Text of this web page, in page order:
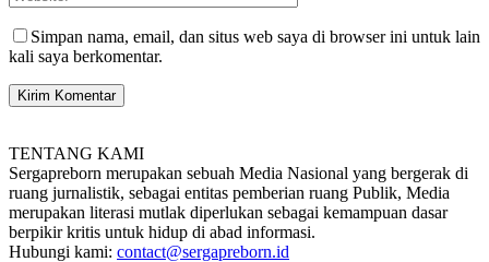
Simpan nama, email, dan situs web saya di browser ini untuk lain
kali saya berkomentar.
TENTANG KAMI
Sergapreborn merupakan sebuah Media Nasional yang bergerak di
ruang jurnalistik, sebagai entitas pemberian ruang Publik, Media
merupakan literasi mutlak diperlukan sebagai kemampuan dasar
berpikir kritis untuk hidup di abad informasi.
Hubungi kami: contact@sergapreborn.id